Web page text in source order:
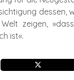
dessen,
zeigen,
ist«.